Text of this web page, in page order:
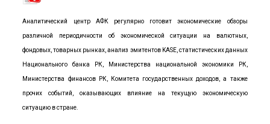
Аналитический центр АФК регулярно готовит экономические обзоры
различной периодичности об экономической ситуации на валютных,
фондовых, товарных рынках, анализ эмитентов KASE, статистических данных
Национального банка РК, Министерства национальной экономики РК,
Министерства финансов РК, Комитета государственных доходов, а также
прочих событий, оказывающих влияние на текущую экономическую
ситуацию в стране.